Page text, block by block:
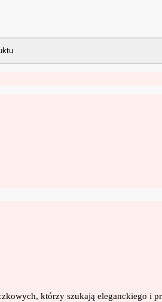
którzy szukają eleganckiego i